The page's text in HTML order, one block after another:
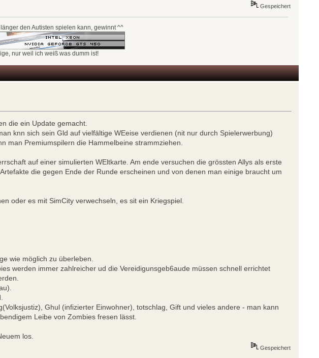
Gespeichert
den Autisten spielen kann, gewinnt ^^
nur weil ich weiß was dumm ist!
die ein Update gemacht.
knn sich sein Gld auf vielfältige WEeise verdienen (nit nur durch Spielerwerbung)
man Premiumspilern die Hammelbeine strammziehen.
auf einer simulierten WEltkarte. Am ende versuchen die grössten Allys als erste
die gegen Ende der Runde erscheinen und von denen man einige braucht um
oder es mit SimCity verwechseln, es sit ein Kriegspiel.
wie möglich zu überleben.
werden immer zahlreicher ud die Vereidigunsgeb6aude müssen schnell errichtet
Ghul (infizierter Einwohner), totschlag, Gift und vieles andere - man kann
Leibe von Zombies fresen lässt.
los.
Gespeichert